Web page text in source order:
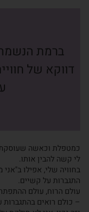
ברמת
דווקא של
כמטפלת וכאשה שעוסקת
לי קשה להבין אותו.
בחוויה שלי, אפילו
התגברות על קשיים.
עולם הרוח, עולם
– כולם רואים